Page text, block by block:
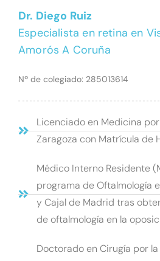
Dr. Diego Ruiz
Especialista en retina en
Amorós A Coruña
Nº de colegiado: 285013614
Licenciado en Medicina
Zaragoza con Matrícula de
Médico Interno Residente
programa de Oftalmología
y Cajal de Madrid tras
de oftalmología en la
Doctorado en Cirugía por